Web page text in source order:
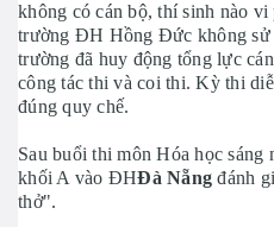
không có cán bộ, thí sinh nào
trường ĐH Hồng Đức không sử
trường đã huy động tổng lực
công tác thi và coi thi. Kỳ thi
đúng quy chế.
Sau buổi thi môn Hóa học
khối A vào ĐHĐà Nẵng đánh
thở".